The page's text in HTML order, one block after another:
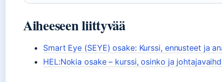
Aiheeseen liittyvää
Smart Eye (SEYE) osake: Kurssi, ennusteet ja
HEL:Nokia osake – kurssi, osinko ja